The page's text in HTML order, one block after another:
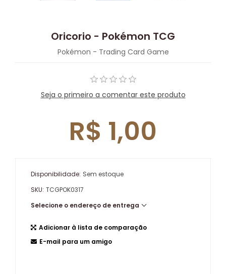
Oricorio - Pokémon TCG
Pokémon - Trading Card Game
Seja o primeiro a comentar este produto
R$ 1,00
Disponibilidade: Sem estoque
SKU: TCGPOK0317
Selecione o endereço de entrega
Adicionar à lista de comparação
E-mail para um amigo